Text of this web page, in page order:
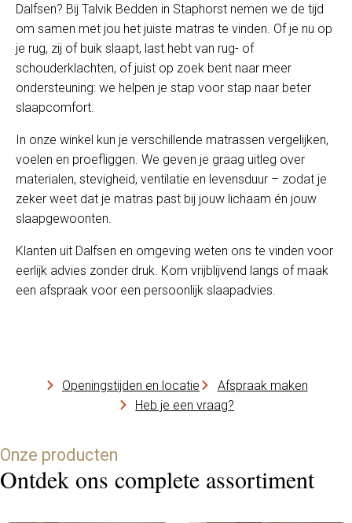
Dalfsen? Bij Talvik Bedden in Staphorst nemen we de tijd
om samen met jou het juiste matras te vinden. Of je nu op
je rug, zij of buik slaapt, last hebt van rug- of
schouderklachten, of juist op zoek bent naar meer
ondersteuning: we helpen je stap voor stap naar beter
slaapcomfort.
In onze winkel kun je verschillende matrassen vergelijken,
voelen en proefliggen. We geven je graag uitleg over
materialen, stevigheid, ventilatie en levensduur – zodat je
zeker weet dat je matras past bij jouw lichaam én jouw
slaapgewoonten.
Klanten uit Dalfsen en omgeving weten ons te vinden voor
eerlijk advies zonder druk. Kom vrijblijvend langs of maak
een afspraak voor een persoonlijk slaapadvies.
Openingstijden en locatie
Afspraak maken
Heb je een vraag?
Onze producten
Ontdek ons complete assortiment